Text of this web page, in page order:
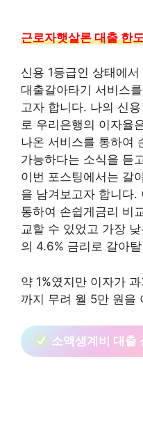
근로자햇살론 대출 한
신용 1등급인 상태에
대출갈아타기 서비스
고자 합니다. 나의 신
로 우리은행의 이자율
나온 서비스를 통하여
가능하다는 소식을 듣
이번 포스팅에서는 갈
을 남겨보고자 합니다.
통하여 손쉽게금리 비
교할 수 있었고 가장
의 4.6% 금리로 갈아
약 1%였지만 이자가
까지 무려 월 5만 원을
소액생계비 대출